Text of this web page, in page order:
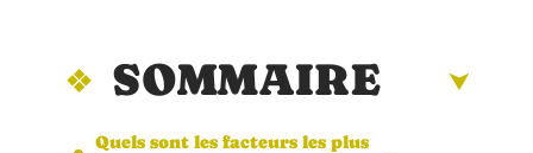
SOMMAIRE
Quels sont les facteurs les plus